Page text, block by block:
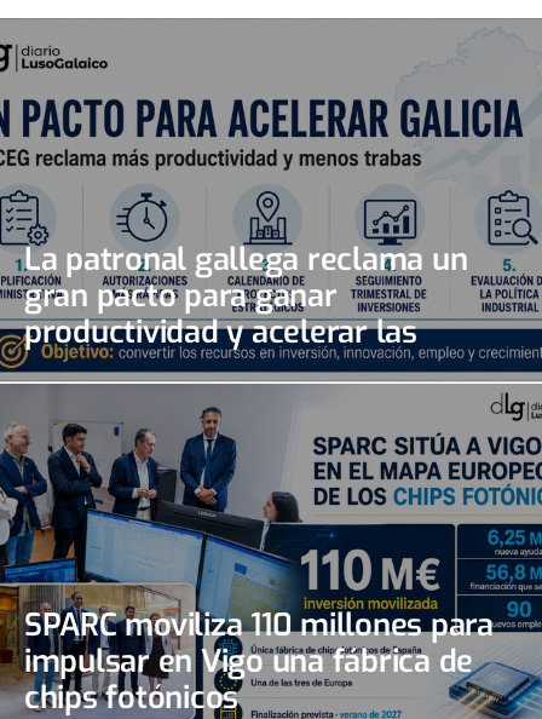
La patronal gallega reclama un
gran pacto para ganar
productividad y acelerar las
inversiones
SPARC moviliza 110 millones para
impulsar en Vigo una fábrica de
chips fotónicos